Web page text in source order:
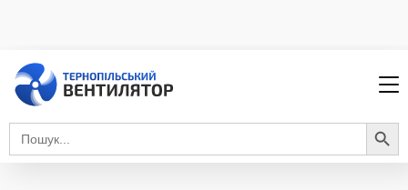
Search
for:
Search Button